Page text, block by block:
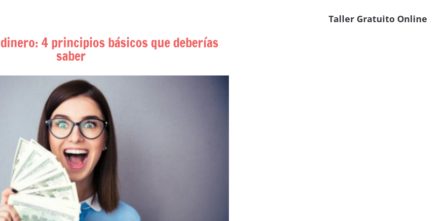
Taller Gratuito Online
4 principios básicos que deberías
saber